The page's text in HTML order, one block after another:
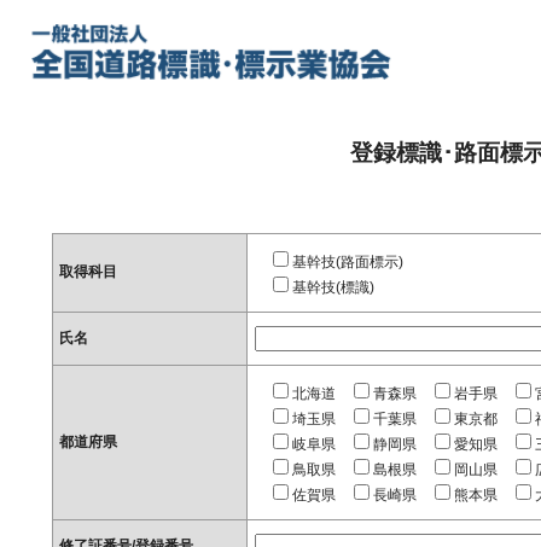
登録標識･路面標
取得科目
基幹技(路面標示)
基幹技(標識)
氏名
都道府県
北海道 青森県 岩手県
埼玉県
千葉県 東京都
岐阜県
静岡県 愛知県
鳥取県
島根県 岡山県
佐賀県
長崎県 熊本県